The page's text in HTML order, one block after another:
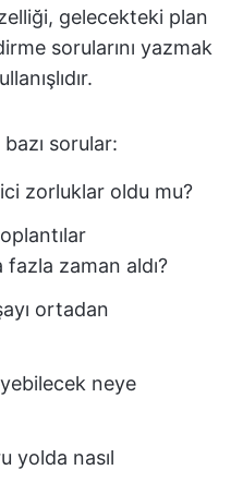
gelecekteki plan
sorularını yazmak
sorular:
zorluklar oldu mu?
fazla zaman aldı?
ortadan
neye
yolda nasıl